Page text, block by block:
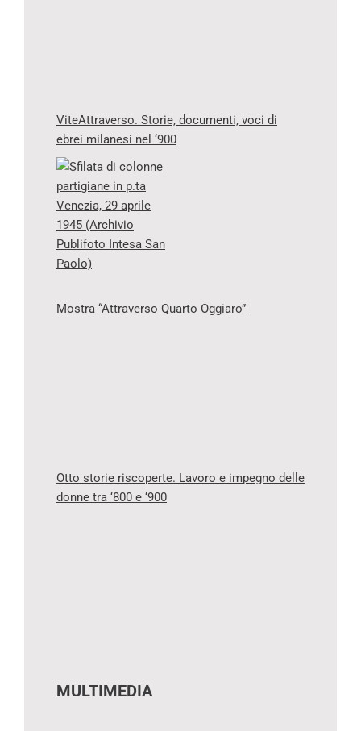
ViteAttraverso. Storie, documenti, voci di
ebrei milanesi nel ‘900
Mostra “Attraverso Quarto Oggiaro”
Otto storie riscoperte. Lavoro e impegno delle
donne tra ‘800 e ‘900
MULTIMEDIA